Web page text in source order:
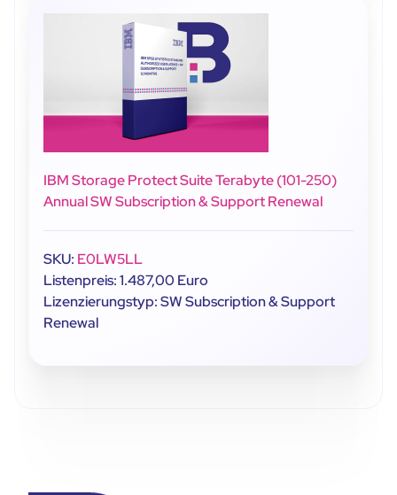
IBM Storage Protect Suite Terabyte (101-250)
Annual SW Subscription & Support Renewal
SKU: E0LW5LL
Listenpreis: 1.487,00 Euro
Lizenzierungstyp: SW Subscription & Support
Renewal